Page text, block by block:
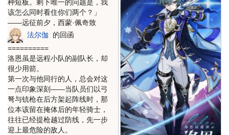
种短板。剩下唯一的问题是，我
该怎么同时看住你们两个？」
——远征前夕，西蒙·佩奇致
法尔伽 的回函
==========
洛恩虽是远程小队的副队长，却
很少用箭。
第一次与他同行的人，总会对这
一点印象深刻——当队员们以弓
弩与铳枪在后方架起阵线时，那
位本该留在掩体后的年轻骑士，
往往已经提枪越过防线，先一步
迎上最危险的敌人。